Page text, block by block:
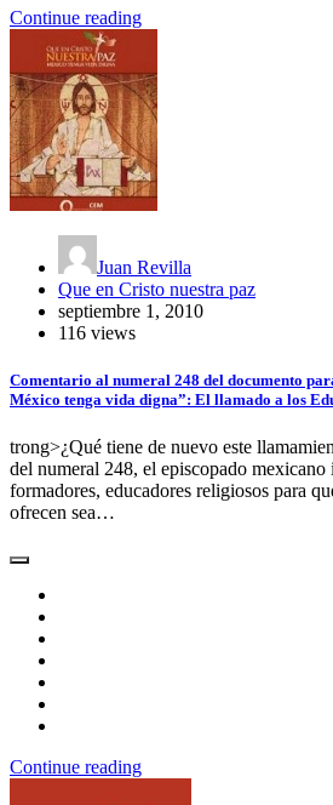
Continue reading
Juan Revilla
Que en Cristo nuestra paz
septiembre 1, 2010
116 views
Comentario al numeral 248 del documento
México tenga vida digna”: El llamado a los
trong>¿Qué tiene de nuevo este
del numeral 248, el episcopado
formadores, educadores religiosos para
ofrecen sea…
Continue reading